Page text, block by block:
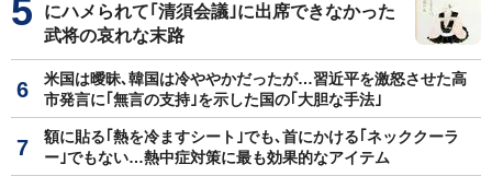
にハメられて｢清須会議｣に出席できなかった
武将の哀れな末路
米国は曖昧､韓国は冷ややかだったが…習近平を激怒させた高
市発言に｢無言の支持｣を示した国の｢大胆な手法｣
額に貼る｢熱を冷ますシート｣でも､首にかける｢ネッククーラ
ー｣でもない…熱中症対策に最も効果的なアイテム